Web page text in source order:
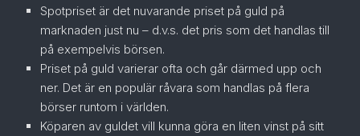
Spotpriset är det nuvarande priset på guld på
marknaden just nu – d.v.s. det pris som det handlas till
på exempelvis börsen.
Priset på guld varierar ofta och går därmed upp och
ner. Det är en populär råvara som handlas på flera
börser runtom i världen.
Köparen av guldet vill kunna göra en liten vinst på sitt